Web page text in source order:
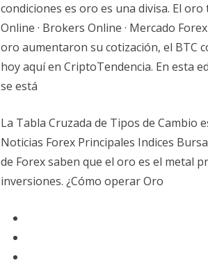
condiciones es oro es una divisa. El
Online · Brokers Online · Mercado
oro aumentaron su cotización, el BTC
hoy aquí en CriptoTendencia. En esta
se está
La Tabla Cruzada de Tipos de Cambio
Noticias Forex Principales Indices
de Forex saben que el oro es el metal
inversiones. ¿Cómo operar Oro